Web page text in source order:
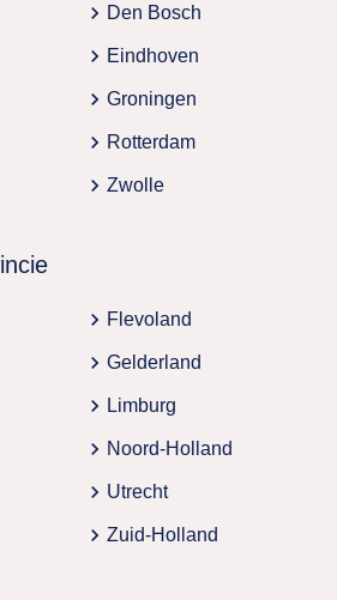
chevron_right Den Bosch
chevron_right Eindhoven
chevron_right Groningen
chevron_right Rotterdam
chevron_right Zwolle
chevron_right Flevoland
chevron_right Gelderland
chevron_right Limburg
chevron_right Noord-Holland
chevron_right Utrecht
chevron_right Zuid-Holland